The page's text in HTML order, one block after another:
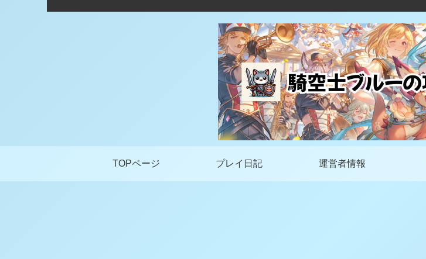
TOPページ プレイ日記 運営者情報